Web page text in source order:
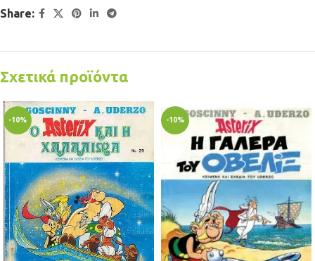
Share:
Σχετικά προϊόντα
-10% -10%